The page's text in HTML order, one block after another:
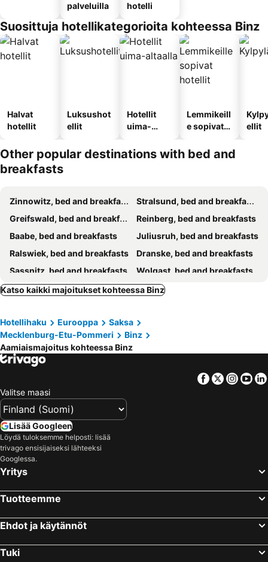
palveluilla
hotelli
Suosittuja hotellikategorioita kohteessa Binz
Halvat
hotellit
Luksushot
ellit
Hotellit
uima-
Lemmikeill
e sopivat
ellit
Other popular destinations with bed and
breakfasts
Zinnowitz, bed and breakfasts
Stralsund, bed and breakfasts
Greifswald, bed and breakfasts
Reinberg, bed and breakfasts
Baabe, bed and breakfasts
Juliusruh, bed and breakfasts
Ralswiek, bed and breakfasts
Dranske, bed and breakfasts
Sassnitz, bed and breakfasts
Wolgast, bed and breakfasts
Lohme, bed and breakfasts
Sellin, bed and breakfasts
Göhren, bed and breakfasts
Middelhagen, bed and breakfasts
Putbus, bed and breakfasts
Hiddensee, bed and breakfasts
Koserow, bed and breakfasts
Katso kaikki majoitukset kohteessa Binz
Hotellihaku Eurooppa
Saksa
Mecklenburg-Etu-Pommeri
Binz
Aamiaismajoitus kohteessa Binz
Facebook
Twitter
Valitse maasi
Lisää Googleen
Löydä tuloksemme helposti: lisää
trivago ensisijaiseksi lähteeksi
Googlessa.
Yritys
Tuotteemme
Ehdot ja käytännöt
Tuki